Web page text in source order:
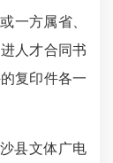
一方属省、
人才合同书
复印件各一
县文体广电